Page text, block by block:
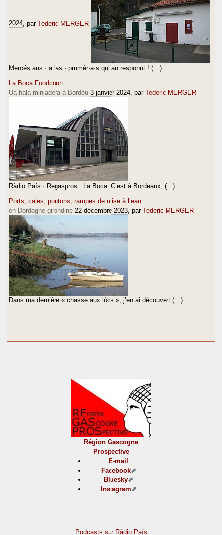
2024 , par Tederic MERGER
Mercés aus · a las · prumèr·a·s qui an responut ! (…)
La Boca Foodcourt
Ua hala minjadera a Bordèu 3 janvier 2024 , par Tederic MERGER
Ràdio País · Regaspros : La Boca. C’est à Bordeaux, (…)
Ports, cales, pontons, rampes de mise à l’eau..
en Dordogne girondine 22 décembre 2023 , par Tederic MERGER
Dans ma dernière « chasse aux lòcs », j’en ai découvert (…)
Région Gascogne
Prospective
E-mail
Facebook
Bluesky
Instagram
Podcasts sur Ràdio País